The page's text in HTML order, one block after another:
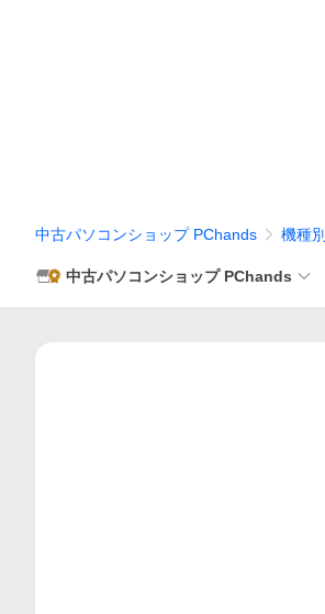
中古パソコンショップ PChands 機種別
中古パソコンショップ PChands